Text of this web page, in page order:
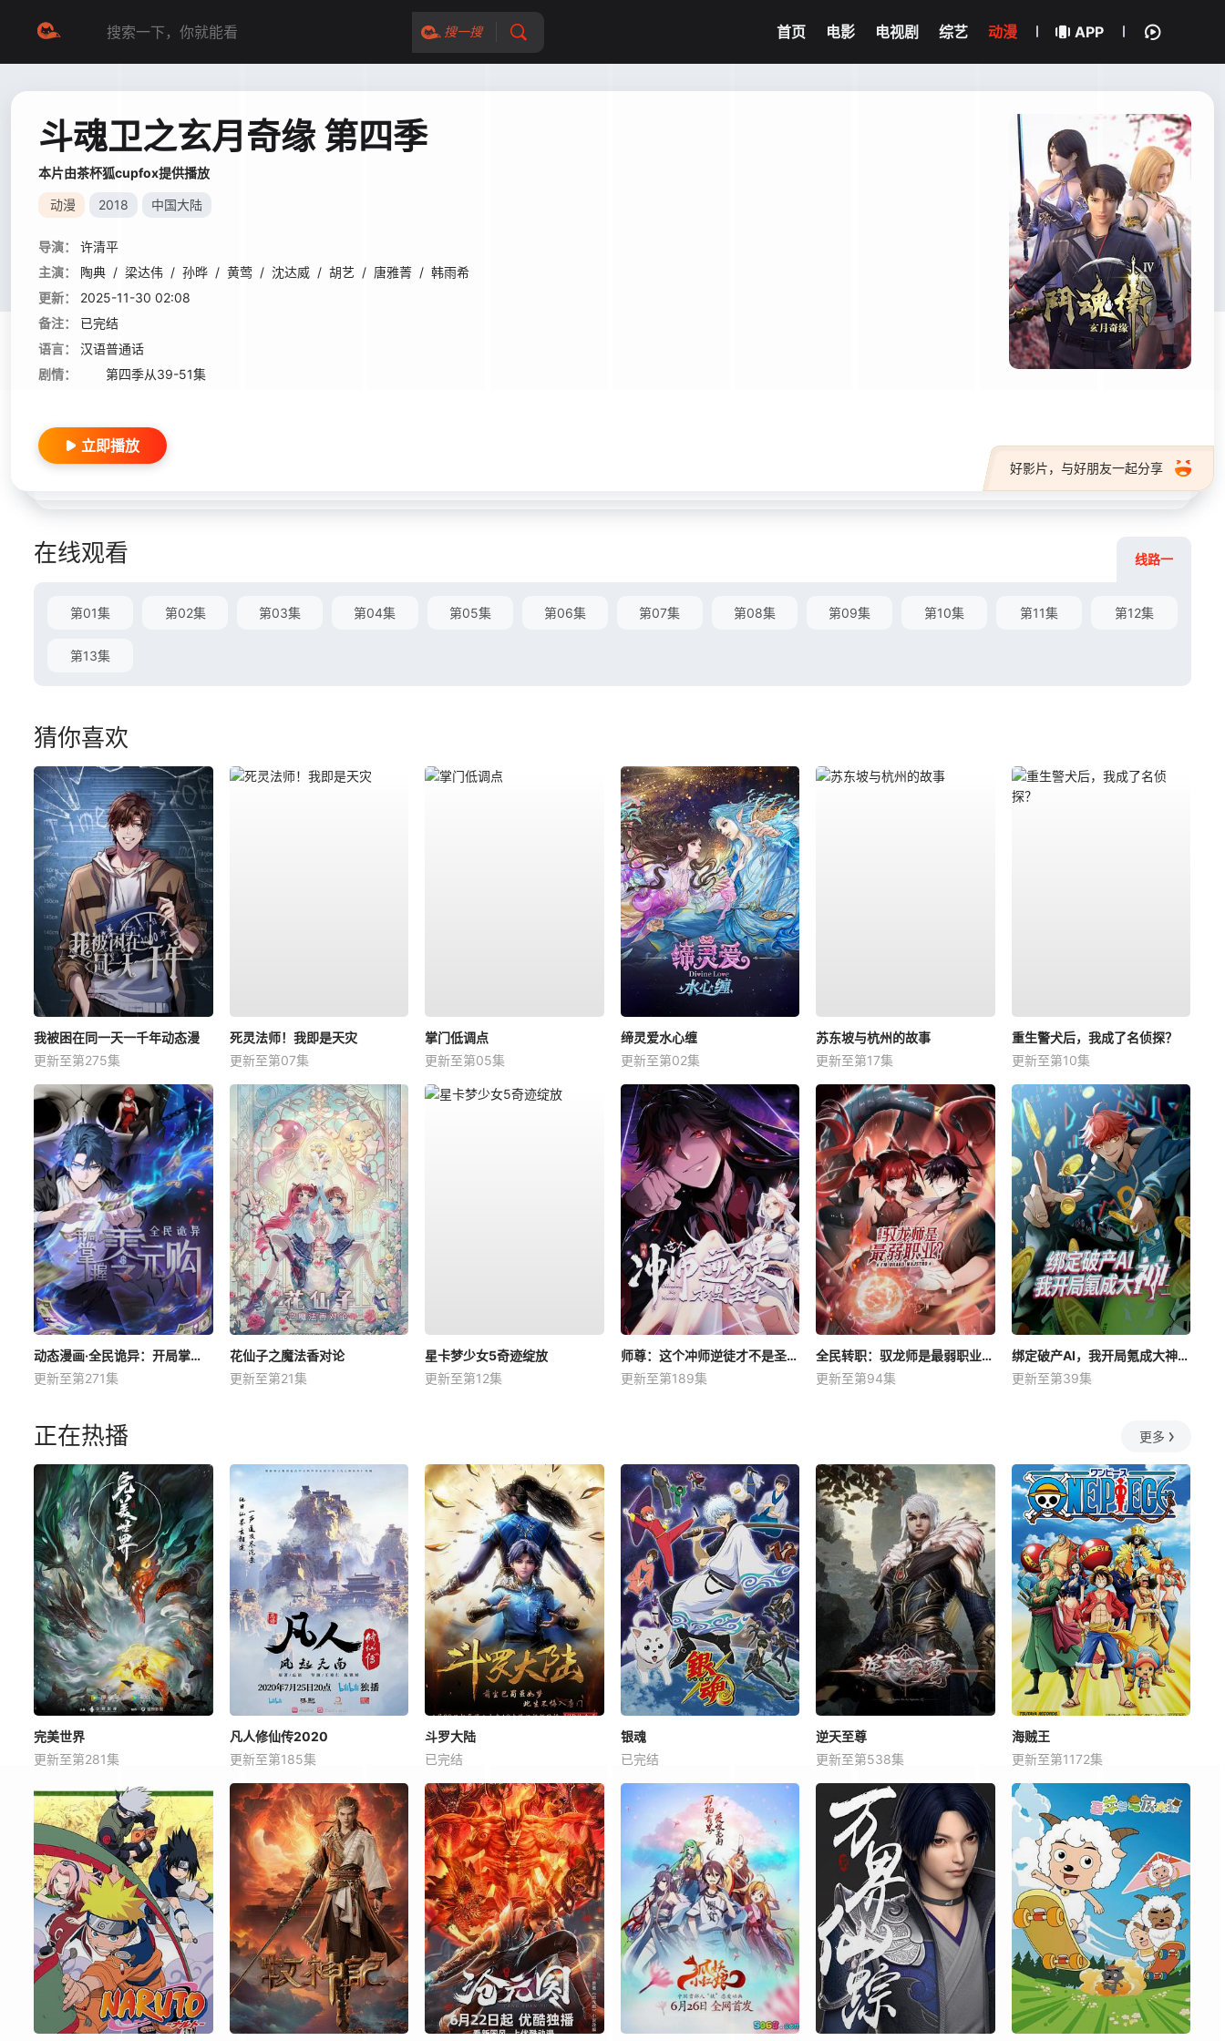
搜一搜 首页 电影 电视剧 综艺 动漫 APP
斗魂卫之玄月奇缘 第四季
本片由茶杯狐cupfox提供播放
动漫 2018 中国大陆
导演：
许清平
主演：
陶典 / 梁达伟 / 孙晔 / 黄莺 / 沈达威 / 胡艺 / 唐雅菁 / 韩雨希
更新：
2025-11-30 02:08
备注：
已完结
语言：
汉语普通话
剧情：
第四季从39-51集
好影片，与好朋友一起分享
立即播放
在线观看 线路一
第01集 第02集 第03集 第04集 第05集 第06集 第07集 第08集 第09集 第10集 第11集 第12集
第13集
猜你喜欢
我被困在同一天一千年动态漫
更新至第275集
死灵法师！我即是天灾
更新至第07集
掌门低调点
更新至第05集
缔灵爱水心缠
更新至第02集
苏东坡与杭州的故事
更新至第17集
重生警犬后，我成了名侦探？
更新至第10集
动态漫画·全民诡异：开局掌握零元购
更新至第271集
花仙子之魔法香对论
更新至第21集
星卡梦少女5奇迹绽放
更新至第12集
师尊：这个冲师逆徒才不是圣子动态漫
更新至第189集
全民转职：驭龙师是最弱职业？动态漫
更新至第94集
绑定破产AI，我开局氪成大神动态漫
更新至第39集
正在热播 更多
完美世界
更新至第281集
凡人修仙传2020
更新至第185集
斗罗大陆
已完结
银魂
已完结
逆天至尊
更新至第538集
海贼王
更新至第1172集